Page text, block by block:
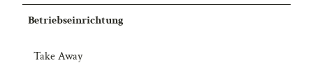
Betriebseinrichtung
Take Away